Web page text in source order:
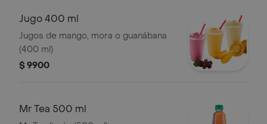
Jugo 400 ml
Jugos de mango, mora o guanábana
(400 ml)
$ 9900
Mr Tea 500 ml